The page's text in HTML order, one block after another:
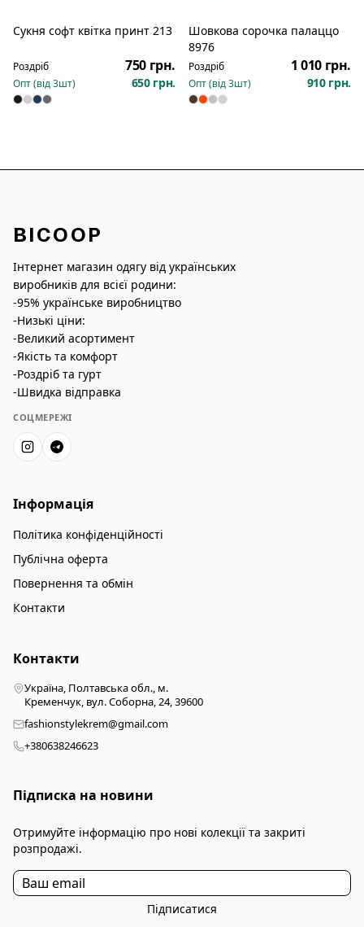
Новинка
Сукня софт квітка принт 213
Роздріб 750 грн.
Опт (від3шт) 650 грн.
Новинка
Шовкова сорочка палаццо
8976
Роздріб 1 010 грн.
Опт (від3шт) 910 грн.
BICOOP
Інтернет магазин одягу від українських
виробників для всієї родини:
-95% українське виробництво
-Низькі ціни:
-Великий асортимент
-Якість та комфорт
-Роздріб та гурт
-Швидка відправка
СОЦМЕРЕЖІ
Інформація
Політика конфіденційності
Публічна оферта
Повернення та обмін
Контакти
Контакти
Україна, Полтавська обл., м.
Кременчук, вул. Соборна, 24, 39600
fashionstylekrem@gmail.com
+380638246623
Підписка на новини
Отримуйте інформацію про нові колекції та закриті
розпродажі.
Підписатися